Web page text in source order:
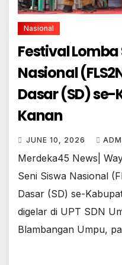
Nasional
Festival Lomba
Nasional
Dasar (SD)
Kanan
JUNE 10, 2026
Merdeka45 News|
Seni Siswa Nasional
Dasar (SD) se-
digelar di UPT SDN
Blambangan Umpu,